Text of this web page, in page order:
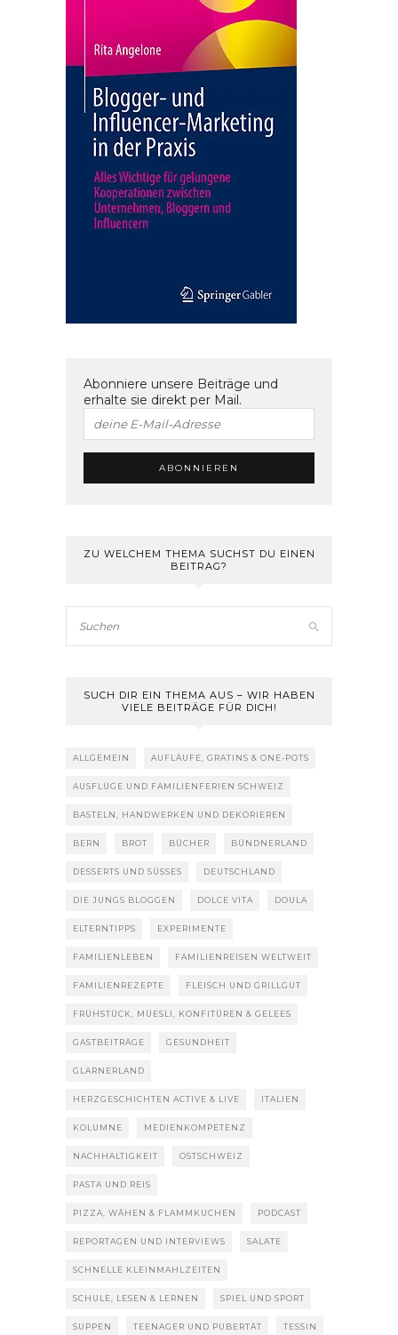
Abonniere unsere Beiträge und
erhalte sie direkt per Mail.
ZU WELCHEM THEMA SUCHST DU EINEN
BEITRAG?
SUCH DIR EIN THEMA AUS – WIR HABEN
VIELE BEITRÄGE FÜR DICH!
ALLGEMEIN AUFLÄUFE, GRATINS & ONE-POTS
AUSFLÜGE UND FAMILIENFERIEN SCHWEIZ
BASTELN, HANDWERKEN UND DEKORIEREN
BERN BROT BÜCHER BÜNDNERLAND
DESSERTS UND SÜSSES DEUTSCHLAND
DIE JUNGS BLOGGEN DOLCE VITA DOULA
ELTERNTIPPS EXPERIMENTE
FAMILIENLEBEN FAMILIENREISEN WELTWEIT
FAMILIENREZEPTE FLEISCH UND GRILLGUT
FRÜHSTÜCK, MÜESLI, KONFITÜREN & GELEES
GASTBEITRÄGE GESUNDHEIT
GLARNERLAND
HERZGESCHICHTEN ACTIVE & LIVE ITALIEN
KOLUMNE MEDIENKOMPETENZ
NACHHALTIGKEIT OSTSCHWEIZ
PASTA UND REIS
PIZZA, WÄHEN & FLAMMKUCHEN PODCAST
REPORTAGEN UND INTERVIEWS SALATE
SCHNELLE KLEINMAHLZEITEN
SCHULE, LESEN & LERNEN SPIEL UND SPORT
SUPPEN TEENAGER UND PUBERTÄT TESSIN